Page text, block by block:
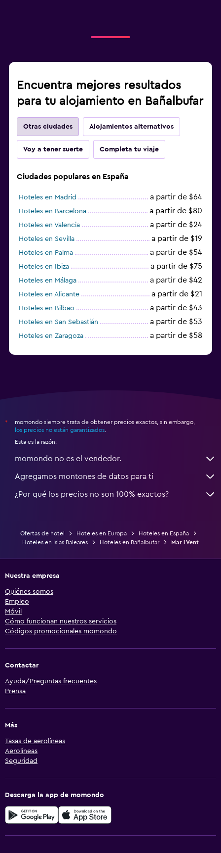
Encuentra mejores resultados
para tu alojamiento en Bañalbufar
Otras ciudades Alojamientos alternativos
Voy a tener suerte Completa tu viaje
Ciudades populares en España
Hoteles en Madrid a partir de $64
Hoteles en Barcelona a partir de $80
Hoteles en Valencia a partir de $24
Hoteles en Sevilla a partir de $19
Hoteles en Palma a partir de $54
Hoteles en Ibiza a partir de $75
Hoteles en Málaga a partir de $42
Hoteles en Alicante a partir de $21
Hoteles en Bilbao a partir de $43
Hoteles en San Sebastián a partir de $53
Hoteles en Zaragoza a partir de $58
*
momondo siempre trata de obtener precios exactos, sin embargo,
los precios no están garantizados
Esta es la razón:
momondo no es el vendedor.
Agregamos montones de datos para ti
¿Por qué los precios no son 100% exactos?
Ofertas de hotel Hoteles en Europa
Hoteles en España
Hoteles en Islas Baleares
Hoteles en Bañalbufar Mar i Vent
Nuestra empresa
Quiénes somos
Empleo
Móvil
Cómo funcionan nuestros servicios
Códigos promocionales momondo
Contactar
Ayuda/Preguntas frecuentes
Prensa
Más
Tasas de aerolíneas
Aerolíneas
Seguridad
Descarga la app de momondo